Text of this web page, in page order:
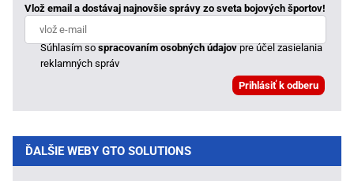
Vlož email a dostávaj najnovšie správy zo sveta bojových športov!
Súhlasím sospracovaním osobných údajovpre účel zasielania
reklamných správ
ĎALŠIE WEBY GTO SOLUTIONS